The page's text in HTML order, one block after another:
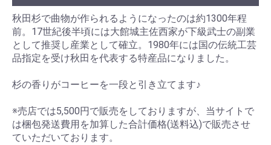
秋田杉で曲物が作られるようになったのは約1300年程
前。17世紀後半頃には大館城主佐西家が下級武士の副業
として推奨し産業として確立。1980年には国の伝統工芸
品指定を受け秋田を代表する特産品になりました。
杉の香りがコーヒーを一段と引き立てます♪
※売店では5,500円で販売をしておりますが、当サイトで
は梱包発送費用を加算した合計価格(送料込)で販売させ
ていただいております。